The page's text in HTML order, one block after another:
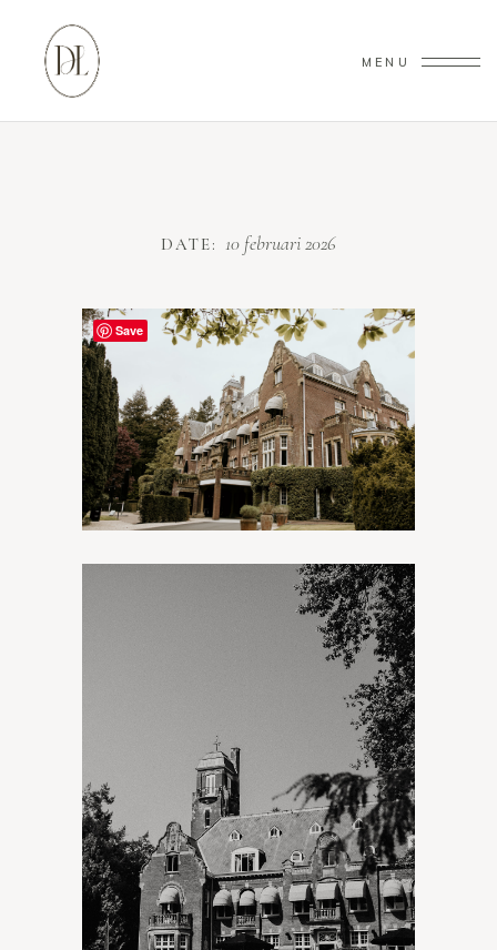
MENU
DATE: 10 februari 2026
Save